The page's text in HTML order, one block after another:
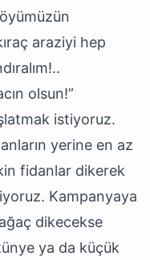
araziyi hep
olsun!”
istiyoruz.
yerine en az
fidanlar dikerek
Kampanyaya
dikecekse
ya da küçük